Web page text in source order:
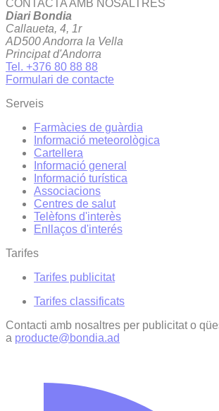
CONTACTA AMB NOSALTRES
Diari Bondia
Callaueta, 4, 1r
AD500 Andorra la Vella
Principat d'Andorra
Tel. +376 80 88 88
Formulari de contacte
Serveis
Farmàcies de guàrdia
Informació meteorològica
Cartellera
Informació general
Informació turística
Associacions
Centres de salut
Telèfons d'interès
Enllaços d'interés
Tarifes
Tarifes publicitat
Tarifes classificats
Contacti amb nosaltres per publicitat o
a producte@bondia.ad